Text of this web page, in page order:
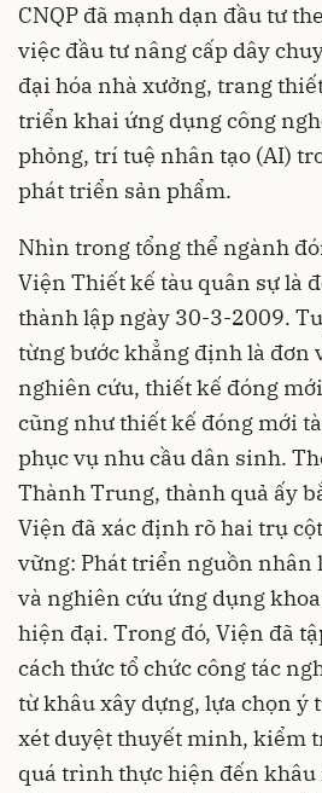
CNQP đã mạnh dạn đầu tư
việc đầu tư nâng cấp dây
đại hóa nhà xưởng, trang
triển khai ứng dụng công
phỏng, trí tuệ nhân tạo (AI)
phát triển sản phẩm.
Nhìn trong tổng thể ngành
Viện Thiết kế tàu quân sự là
thành lập ngày 30-3-2009.
từng bước khẳng định là đơn
nghiên cứu, thiết kế đóng
cũng như thiết kế đóng mới
phục vụ nhu cầu dân sinh.
Thành Trung, thành quả ấy
Viện đã xác định rõ hai trụ
vững: Phát triển nguồn nhân
và nghiên cứu ứng dụng
hiện đại. Trong đó, Viện đã
cách thức tổ chức công tác
từ khâu xây dựng, lựa chọn ý
xét duyệt thuyết minh, kiểm
quá trình thực hiện đến